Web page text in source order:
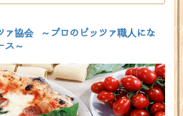
ァ協会 ～プロのピッツァ職人にな
ス～